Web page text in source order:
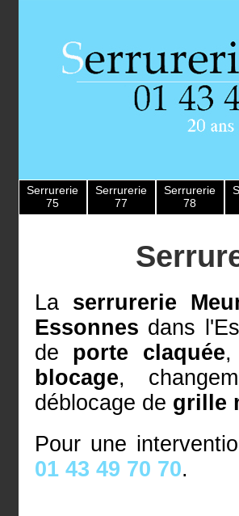
Serrurerie
75
Serrurerie
77
Serrurerie
78
La serrurerie
Essonnes dans
de porte claquée,
blocage,
déblocage de grille
Pour une
01 43 49 70 70.